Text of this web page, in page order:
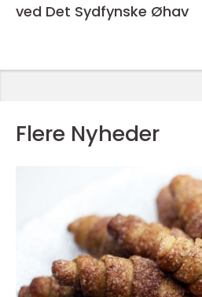
ved Det Sydfynske Øhav
Flere Nyheder